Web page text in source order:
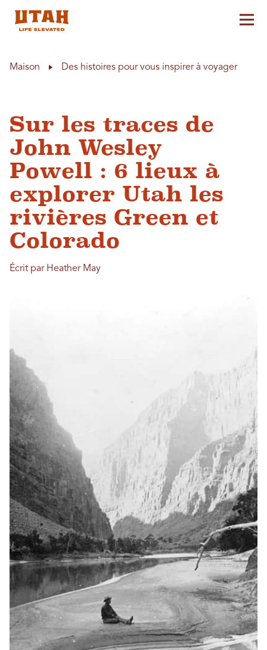
Maison Des histoires pour vous inspirer à voyager
Sur les traces de
John Wesley
Powell : 6 lieux à
explorer Utah les
rivières Green et
Colorado
Écrit par Heather May